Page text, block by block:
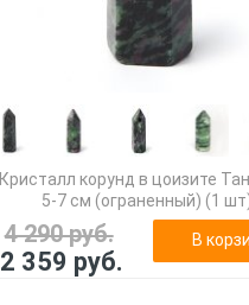
Кристалл корунд в цоизите
5-7 см (ограненный) (1
4 290 руб.
2 359 руб.
В